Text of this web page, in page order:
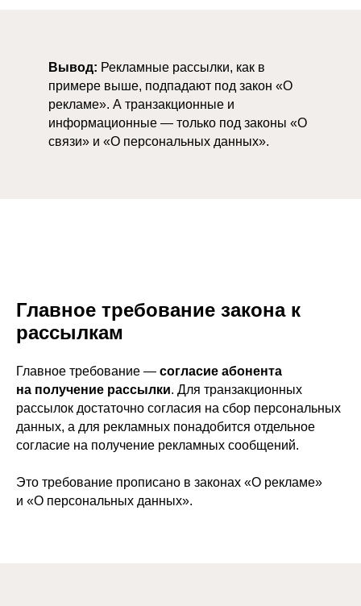
Вывод: Рекламные рассылки, как в
примере выше, подпадают под закон «О
рекламе». А транзакционные и
информационные — только под законы «О
связи» и «О персональных данных».
Главное требование закона к
рассылкам
Главное требование — согласие абонента
на получение рассылки. Для транзакционных
рассылок достаточно согласия на сбор персональных
данных, а для рекламных понадобится отдельное
согласие на получение рекламных сообщений.
Это требование прописано в законах «О рекламе»
и «О персональных данных».